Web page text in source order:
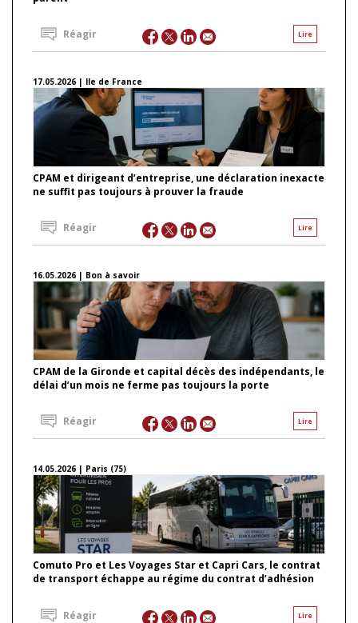
Lire
Réagir
17.05.2026 | Ile de France
CPAM et dirigeant d’entreprise, une déclaration inexacte
ne suffit pas toujours à prouver la fraude
Lire
Réagir
16.05.2026 | Bon à savoir
CPAM de la Gironde et capital décès des indépendants, le
délai d’un mois ne ferme pas toujours la porte
Lire
Réagir
14.05.2026 | Paris (75)
Comuto Pro et Les Voyages Star et Capri Cars, le contrat
de transport échappe au régime du contrat d’adhésion
Lire
Réagir